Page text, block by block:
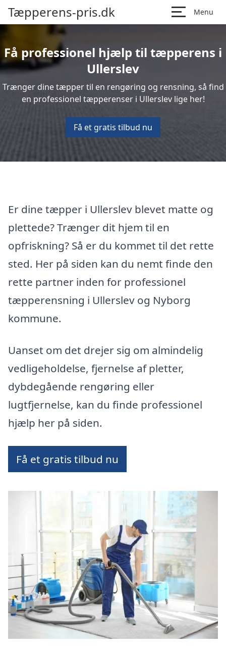
Tæpperens-pris.dk Menu
Få professionel hjælp til tæpperens i
Ullerslev
Trænger dine tæpper til en rengøring og rensning, så find
en professionel tæpperenser i Ullerslev lige her!
Få et gratis tilbud nu
Er dine tæpper i Ullerslev blevet matte og
plettede? Trænger dit hjem til en
opfriskning? Så er du kommet til det rette
sted. Her på siden kan du nemt finde den
rette partner inden for professionel
tæpperensning i Ullerslev og Nyborg
kommune.
Uanset om det drejer sig om almindelig
vedligeholdelse, fjernelse af pletter,
dybdegående rengøring eller
lugtfjernelse, kan du finde professionel
hjælp her på siden.
Få et gratis tilbud nu